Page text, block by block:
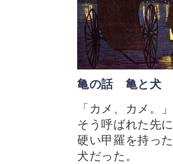
亀の話 亀と犬
「カメ、カメ。
そう呼ばれた先
硬い甲羅を持っ
犬だった。